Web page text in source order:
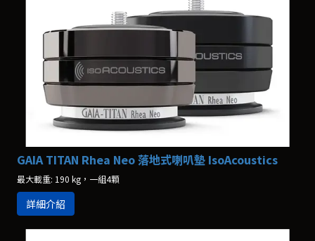
GAIA TITAN Rhea Neo 落地式喇叭墊 IsoAcoustics
最大載重: 190 kg，一組4顆
詳細介紹